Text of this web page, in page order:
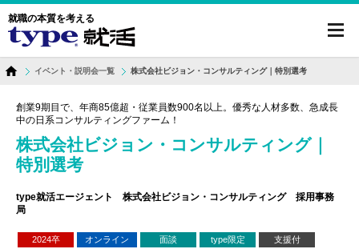
就職の本質を考える
イベント・説明会一覧 株式会社ビジョン・コンサルティング｜特別選考
創業9期目で、年商85億超・従業員数900名以上。優秀な人材多数、急成長
中の日系コンサルティングファーム！
株式会社ビジョン・コンサルティング｜
特別選考
type就活エージェント 株式会社ビジョン・コンサルティング 採用事務
局
2024卒 オンライン 面談 type限定
支援付